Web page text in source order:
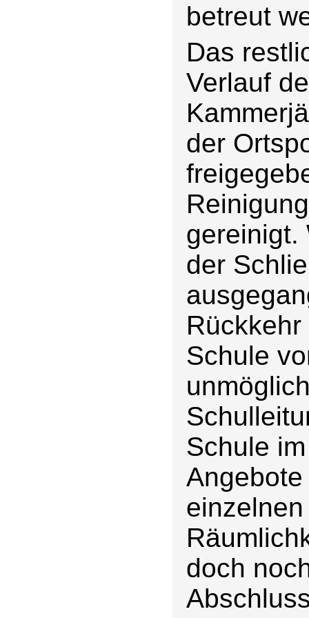
betreut
Das
Verlauf
der
gereinigt.
der
Schule
Schule
doch